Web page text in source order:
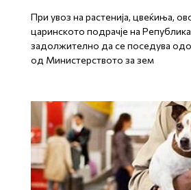
При увоз на растенија, цвеќиња,
царинското подрачје на
задолжително да се поседува
од Министерството за зем